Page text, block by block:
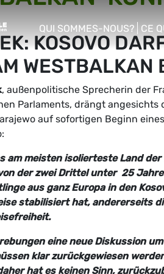
QUI SOMMES-NOUS?
show/hide sub menu
CE
KOSOVO
WESTBALKAN
, außenpolitische Sprecherin der
Parlaments, drängt
auf sofortigen Beginn
am meisten isolierteste Land der
der zwei Drittel unter 25
aus ganz Europa in den
stabilisiert hat, andererseits
eine neue Diskussion
klar zurückgewiesen
hat es keinen Sinn,